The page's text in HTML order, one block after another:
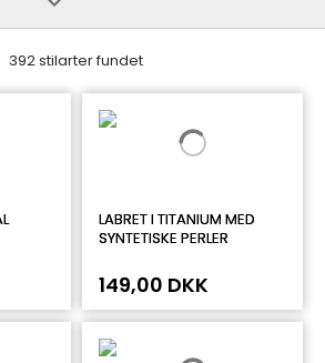
392 stilarter fundet
LABRET I TITANIUM MED
SYNTETISKE PERLER
149,00 DKK